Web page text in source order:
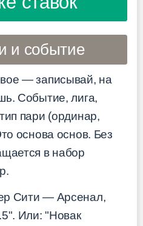
и событие
— записывай, на
Событие, лига,
пари (ординар,
основа основ. Без
в набор
Сити — Арсенал,
Или: "Новак